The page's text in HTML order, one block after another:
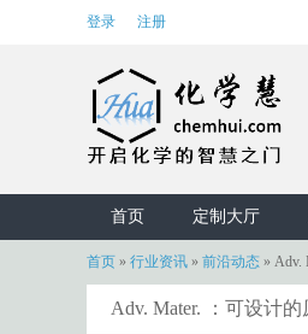
登录 注册
首页 定制大厅
首页 » 行业资讯 » 前沿动态 » Adv.
Adv. Mater. ：可设计